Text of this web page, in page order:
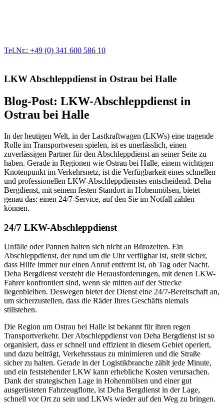
Tel.Nr.: +49 (0) 341 600 586 10
LKW Abschleppdienst in Ostrau bei Halle
Blog-Post: LKW-Abschleppdienst in
Ostrau bei Halle
In der heutigen Welt, in der Lastkraftwagen (LKWs) eine tragende
Rolle im Transportwesen spielen, ist es unerlässlich, einen
zuverlässigen Partner für den Abschleppdienst an seiner Seite zu
haben. Gerade in Regionen wie Ostrau bei Halle, einem wichtigen
Knotenpunkt im Verkehrsnetz, ist die Verfügbarkeit eines schnellen
und professionellen LKW-Abschleppdienstes entscheidend. Deha
Bergdienst, mit seinem festen Standort in Hohenmölsen, bietet
genau das: einen 24/7-Service, auf den Sie im Notfall zählen
können.
24/7 LKW-Abschleppdienst
Unfälle oder Pannen halten sich nicht an Bürozeiten. Ein
Abschleppdienst, der rund um die Uhr verfügbar ist, stellt sicher,
dass Hilfe immer nur einen Anruf entfernt ist, ob Tag oder Nacht.
Deha Bergdienst versteht die Herausforderungen, mit denen LKW-
Fahrer konfrontiert sind, wenn sie mitten auf der Strecke
liegenbleiben. Deswegen bietet der Dienst eine 24/7-Bereitschaft an,
um sicherzustellen, dass die Räder Ihres Geschäfts niemals
stillstehen.
Die Region um Ostrau bei Halle ist bekannt für ihren regen
Transportverkehr. Der Abschleppdienst von Deha Bergdienst ist so
organisiert, dass er schnell und effizient in diesem Gebiet operiert,
und dazu beiträgt, Verkehrsstaus zu minimieren und die Straße
sicher zu halten. Gerade in der Logistikbranche zählt jede Minute,
und ein feststehender LKW kann erhebliche Kosten verursachen.
Dank der strategischen Lage in Hohenmölsen und einer gut
ausgerüsteten Fahrzeugflotte, ist Deha Bergdienst in der Lage,
schnell vor Ort zu sein und LKWs wieder auf den Weg zu bringen.